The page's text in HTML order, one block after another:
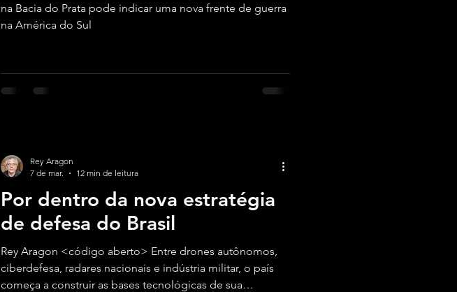
na Bacia do Prata pode indicar uma nova frente de guerra
na América do Sul
Por dentro da nova estratégia
de defesa do Brasil
Rey Aragon <código aberto> Entre drones autônomos,
ciberdefesa, radares nacionais e indústria militar, o país
começa a construir as bases tecnológicas de sua
Rey Aragon
7 de mar.
12 min de leitura